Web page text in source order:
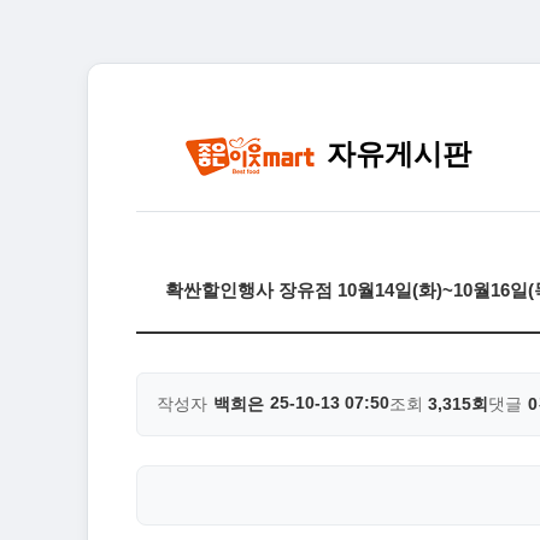
자유게시판
확싼할인행사 장유점 10월14일(화)~10월16일
작성자 백희은 25-10-13 07:50조회 3,315회 댓글 0